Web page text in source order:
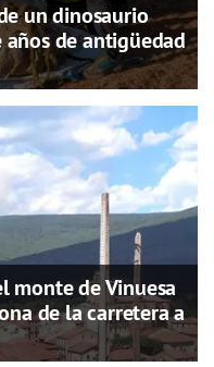
un dinosaurio
de antigüedad
monte de Vinuesa
de la carretera a